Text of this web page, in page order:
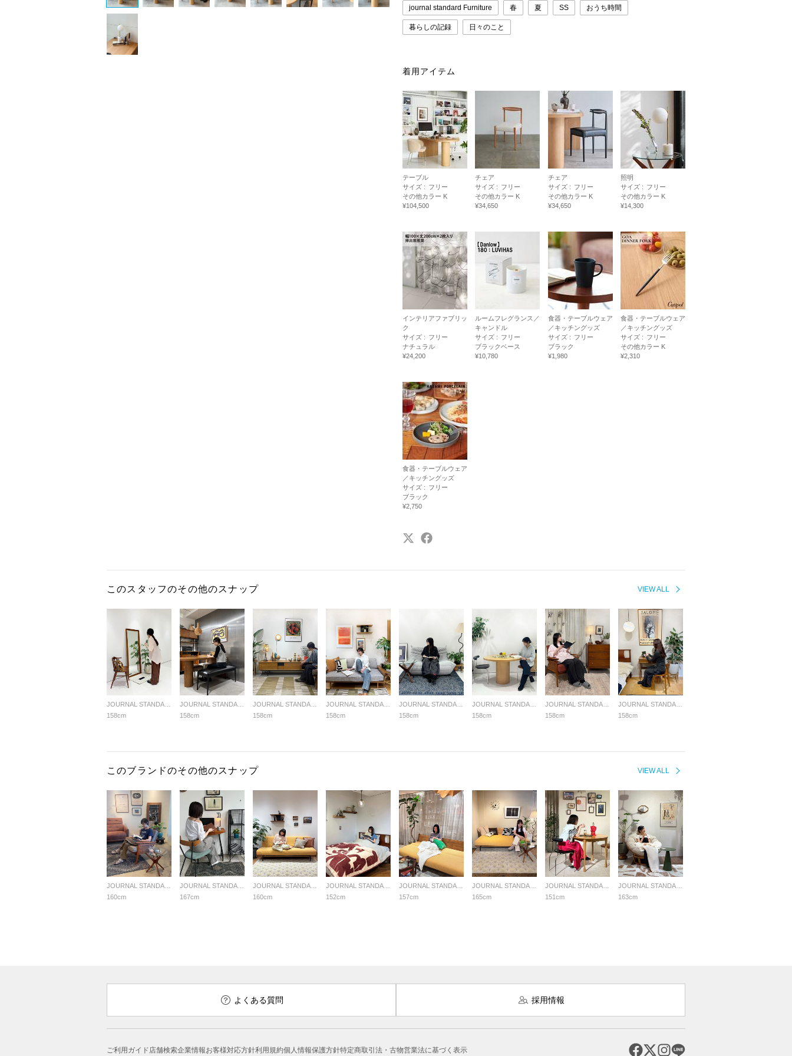
journal standard Furniture 春 夏 SS おうち時間
暮らしの記録 日々のこと
着用アイテム
テーブル
サイズ : フリー
その他カラー K
¥104,500
チェア
サイズ : フリー
その他カラー K
¥34,650
チェア
サイズ : フリー
その他カラー K
¥34,650
照明
サイズ : フリー
その他カラー K
¥14,300
インテリアファブリッ
ク
サイズ : フリー
ナチュラル
¥24,200
ルームフレグランス／
キャンドル
サイズ : フリー
ブラックベース
¥10,780
食器・テーブルウェア
／キッチングッズ
サイズ : フリー
ブラック
¥1,980
食器・テーブルウェア
／キッチングッズ
サイズ : フリー
その他カラー K
¥2,310
食器・テーブルウェア
／キッチングッズ
サイズ : フリー
ブラック
¥2,750
VIEW ALL
このスタッフのその他のスナップ
158cm
158cm
158cm
158cm
158cm
158cm
158cm
158cm
VIEW ALL
このブランドのその他のスナップ
160cm
167cm
160cm
152cm
157cm
165cm
151cm
163cm
よくある質問 採用情報
ご利用ガイド店舗検索企業情報お客様対応方針利用規約個人情報保護方針特定商取引法・古物営業法に基づく表示